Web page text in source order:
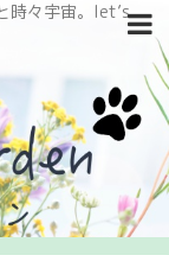
時々宇宙。let’s